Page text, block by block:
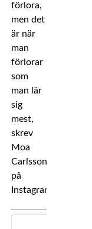
förlora,
men det
är när
man
förlorar
som
man lär
sig
mest,
skrev
Moa
Carlsson
på
Instagram.